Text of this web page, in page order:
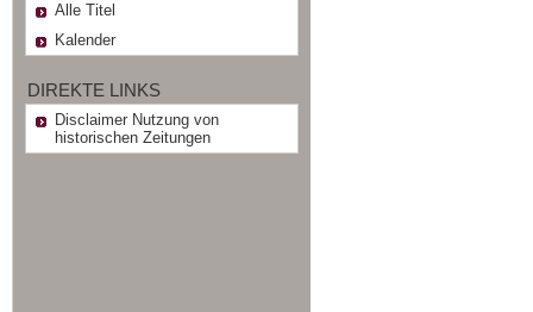
Alle Titel
Kalender
DIREKTE LINKS
Disclaimer Nutzung von
historischen Zeitungen